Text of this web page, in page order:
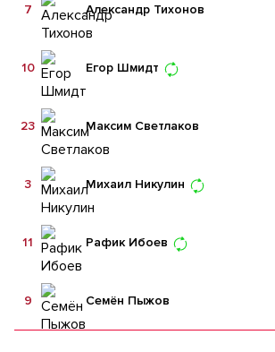
Александр Тихонов
7
Егор Шмидт
10
Максим Светлаков
23
Михаил Никулин
3
Рафик Ибоев
11
Семён Пыжов
9